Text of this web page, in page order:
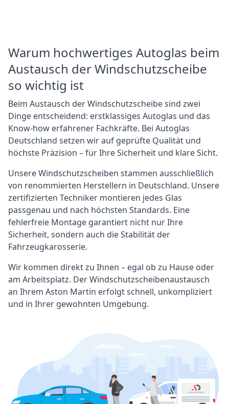
Warum hochwertiges Autoglas beim
Austausch der Windschutzscheibe
so wichtig ist
Beim Austausch der Windschutzscheibe sind zwei
Dinge entscheidend: erstklassiges Autoglas und das
Know-how erfahrener Fachkräfte. Bei Autoglas
Deutschland setzen wir auf geprüfte Qualität und
höchste Präzision – für Ihre Sicherheit und klare Sicht.
Unsere Windschutzscheiben stammen ausschließlich
von renommierten Herstellern in Deutschland. Unsere
zertifizierten Techniker montieren jedes Glas
passgenau und nach höchsten Standards. Eine
fehlerfreie Montage garantiert nicht nur Ihre
Sicherheit, sondern auch die Stabilität der
Fahrzeugkarosserie.
Wir kommen direkt zu Ihnen – egal ob zu Hause oder
am Arbeitsplatz. Der Windschutzscheibenaustausch
an Ihrem Aston Martin erfolgt schnell, unkompliziert
und in Ihrer gewohnten Umgebung.